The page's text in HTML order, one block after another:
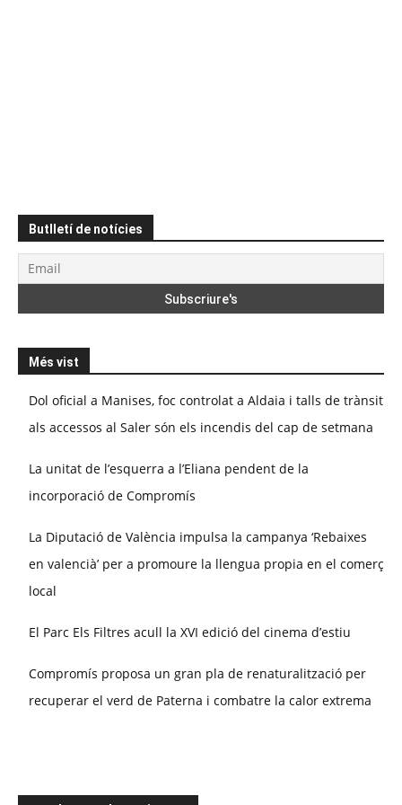
Butlletí de notícies
Més vist
Dol oficial a Manises, foc controlat a Aldaia i talls de trànsit
als accessos al Saler són els incendis del cap de setmana
La unitat de l’esquerra a l’Eliana pendent de la
incorporació de Compromís
La Diputació de València impulsa la campanya ‘Rebaixes
en valencià’ per a promoure la llengua propia en el comerç
local
El Parc Els Filtres acull la XVI edició del cinema d’estiu
Compromís proposa un gran pla de renaturalització per
recuperar el verd de Paterna i combatre la calor extrema